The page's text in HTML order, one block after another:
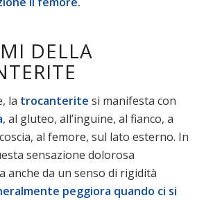
DELLA
la trocanterite si manifesta con
, al gluteo, all’inguine, al fianco, a
al femore, sul lato esterno. In
sensazione dolorosa
anche da un senso di rigidità
peggiora quando ci si